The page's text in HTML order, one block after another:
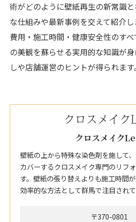
術がどのように壁紙再生の新常識
な仕組みや最新事例を交えて紹介し
費用・施工時間・健康安全性のす
の美観を蘇らせる実用的な知識が
しや店舗運営のヒントが得られます。
クロスメイク
壁紙の上から特殊な染色剤を施して
カバーするクロスメイク専門のリフ
す。壁紙の張り替えよりも施工時間
効率的な方法として群馬で注目されて
〒370-0801